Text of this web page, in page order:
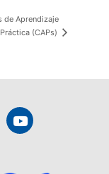
de Aprendizaje
(CAPs)